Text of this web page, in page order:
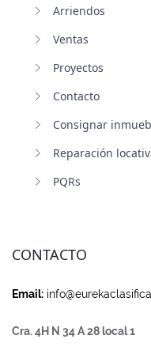
Arriendos
Ventas
Proyectos
Contacto
Consignar
Reparación
PQRs
CONTACTO
Email:
Cra. 4H N 34 A 28 local 1